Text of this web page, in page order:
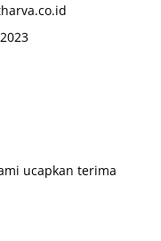
ucapkan terima